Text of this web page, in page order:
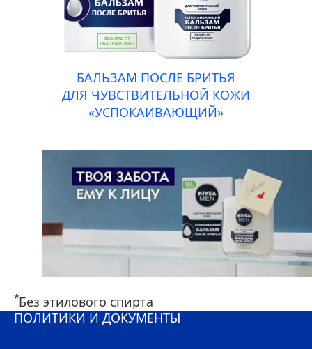
БАЛЬЗАМ ПОСЛЕ БРИТЬЯ
ДЛЯ ЧУВСТВИТЕЛЬНОЙ КОЖИ
«УСПОКАИВАЮЩИЙ»
*Без этилового спирта
ПОЛИТИКИ И ДОКУМЕНТЫ